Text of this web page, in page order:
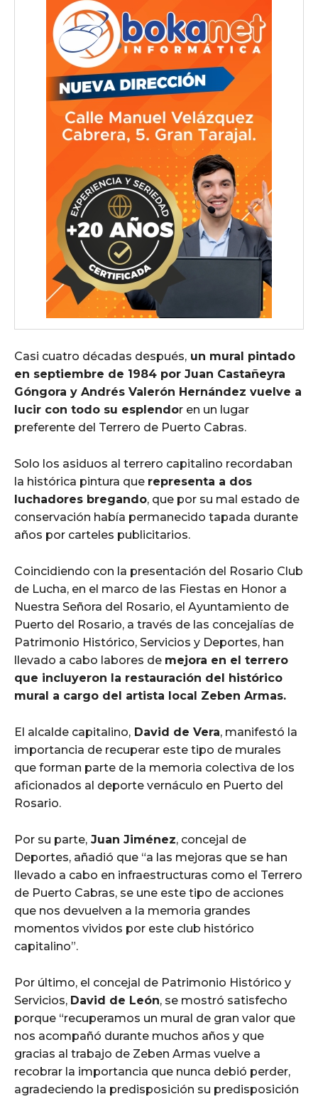
Casi cuatro décadas después, un mural pintado
en septiembre de 1984 por Juan Castañeyra
Góngora y Andrés Valerón Hernández vuelve a
lucir con todo su esplendor en un lugar
preferente del Terrero de Puerto Cabras.
Solo los asiduos al terrero capitalino recordaban
la histórica pintura que representa a dos
luchadores bregando, que por su mal estado de
conservación había permanecido tapada durante
años por carteles publicitarios.
Coincidiendo con la presentación del Rosario Club
de Lucha, en el marco de las Fiestas en Honor a
Nuestra Señora del Rosario, el Ayuntamiento de
Puerto del Rosario, a través de las concejalías de
Patrimonio Histórico, Servicios y Deportes, han
llevado a cabo labores de mejora en el terrero
que incluyeron la restauración del histórico
mural a cargo del artista local Zeben Armas.
El alcalde capitalino, David de Vera, manifestó la
importancia de recuperar este tipo de murales
que forman parte de la memoria colectiva de los
aficionados al deporte vernáculo en Puerto del
Rosario.
Por su parte, Juan Jiménez, concejal de
Deportes, añadió que “a las mejoras que se han
llevado a cabo en infraestructuras como el Terrero
de Puerto Cabras, se une este tipo de acciones
que nos devuelven a la memoria grandes
momentos vividos por este club histórico
capitalino”.
Por último, el concejal de Patrimonio Histórico y
Servicios, David de León, se mostró satisfecho
porque “recuperamos un mural de gran valor que
nos acompañó durante muchos años y que
gracias al trabajo de Zeben Armas vuelve a
recobrar la importancia que nunca debió perder,
agradeciendo la predisposición su predisposición